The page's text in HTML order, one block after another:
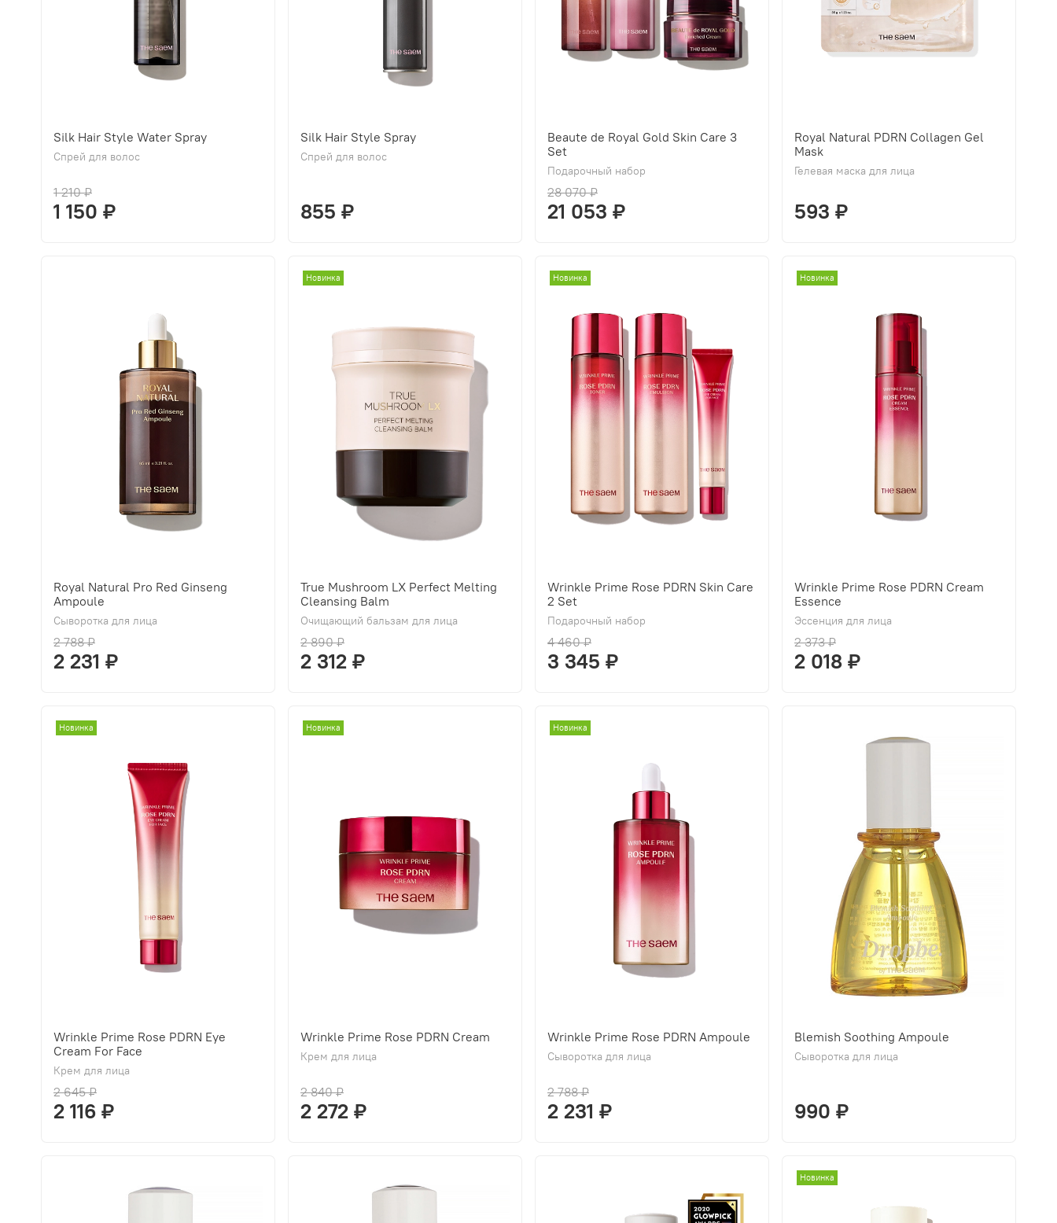
Silk Hair Style Water Spray
Спрей для волос
1 210 ₽
1 150 ₽
Silk Hair Style Spray
Спрей для волос
855 ₽
Beaute de Royal Gold Skin Care 3
Set
Подарочный набор
28 070 ₽
21 053 ₽
Royal Natural PDRN Collagen Gel
Mask
Гелевая маска для лица
593 ₽
Royal Natural Pro Red Ginseng
Ampoule
Сыворотка для лица
2 788 ₽
2 231 ₽
Новинка
True Mushroom LX Perfect Melting
Cleansing Balm
Очищающий бальзам для лица
2 890 ₽
2 312 ₽
Новинка
Wrinkle Prime Rose PDRN Skin Care
2 Set
Подарочный набор
4 460 ₽
3 345 ₽
Новинка
Wrinkle Prime Rose PDRN Cream
Essence
Эссенция для лица
2 373 ₽
2 018 ₽
Новинка
Wrinkle Prime Rose PDRN Eye
Cream For Face
Крем для лица
2 645 ₽
2 116 ₽
Новинка
Wrinkle Prime Rose PDRN Cream
Крем для лица
2 840 ₽
2 272 ₽
Новинка
Wrinkle Prime Rose PDRN Ampoule
Сыворотка для лица
2 788 ₽
2 231 ₽
Blemish Soothing Ampoule
Сыворотка для лица
990 ₽
Новинка